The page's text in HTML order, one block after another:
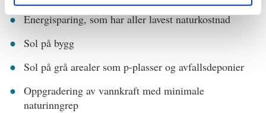
Energisparing, som har aller lavest naturkostnad
Sol på bygg
Sol på grå arealer som p-plasser og avfallsdeponier
Oppgradering av vannkraft med minimale
naturinngrep